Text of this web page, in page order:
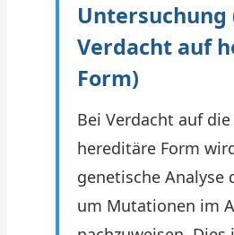
Untersuchung
Verdacht auf
Form)
Bei Verdacht auf
hereditäre Form
genetische Analyse
um Mutationen im